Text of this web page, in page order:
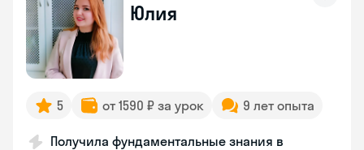
Юлия
5 от 1590 ₽ за урок 9 лет опыта
Получила фундаментальные знания в